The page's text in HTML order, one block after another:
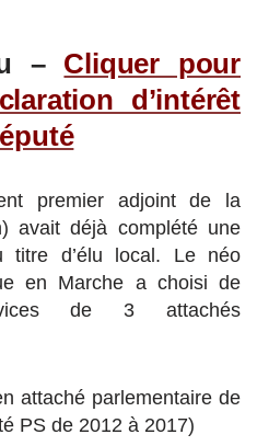
– Cliquer pour
d’intérêt
premier adjoint de la
avait déjà complété une
titre d’élu local. Le néo
en Marche a choisi de
de 3 attachés
attaché parlementaire de
PS de 2012 à 2017)